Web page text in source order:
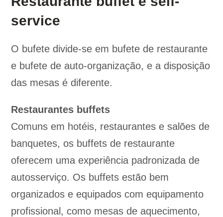
service
O bufete divide-se em bufete de restaurante
e bufete de auto-organização, e a disposição
das mesas é diferente.
Restaurantes buffets
Comuns em hotéis, restaurantes e salões de
banquetes, os buffets de restaurante
oferecem uma experiência padronizada de
autosserviço. Os buffets estão bem
organizados e equipados com equipamento
profissional, como mesas de aquecimento,